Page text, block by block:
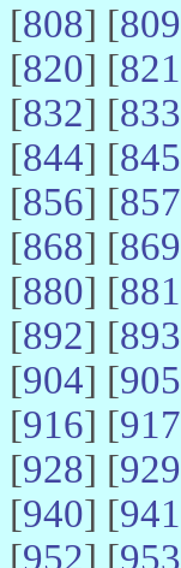
[808] [809
[820] [821
[832] [833
[844] [845
[856] [857
[868] [869
[880] [881
[892] [893
[904] [905
[916] [917
[928] [929
[940] [941
[952] [953